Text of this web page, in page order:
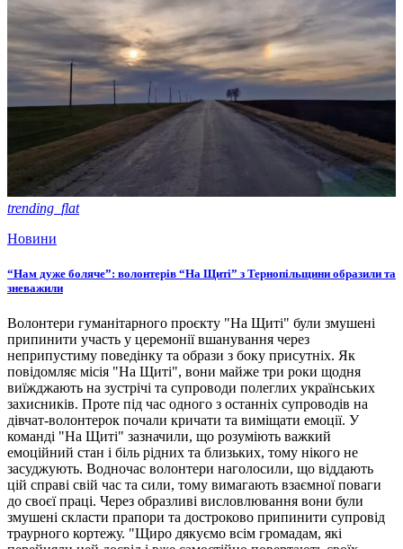
trending_flat
Новини
“Нам дуже боляче”: волонтерів “На Щиті” з Тернопільщини образили та
зневажили
Волонтери гуманітарного проєкту "На Щиті" були змушені
припинити участь у церемонії вшанування через
неприпустиму поведінку та образи з боку присутніх. Як
повідомляє місія "На Щиті", вони майже три роки щодня
виїжджають на зустрічі та супроводи полеглих українських
захисників. Проте під час одного з останніх супроводів на
дівчат-волонтерок почали кричати та виміщати емоції. У
команді "На Щиті" зазначили, що розуміють важкий
емоційний стан і біль рідних та близьких, тому нікого не
засуджують. Водночас волонтери наголосили, що віддають
цій справі свій час та сили, тому вимагають взаємної поваги
до своєї праці. Через образливі висловлювання вони були
змушені скласти прапори та достроково припинити супровід
траурного кортежу. "Щиро дякуємо всім громадам, які